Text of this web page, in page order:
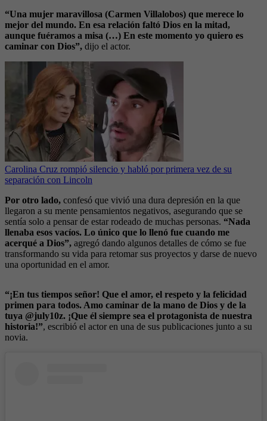
“Una mujer maravillosa (Carmen Villalobos) que merece lo
mejor del mundo. En esa relación faltó Dios en la mitad,
aunque fuéramos a misa (…) En este momento yo quiero es
caminar con Dios”, dijo el actor.
Carolina Cruz rompió silencio y habló por primera vez de su
separación con Lincoln
Por otro lado, confesó que vivió una dura depresión en la que
llegaron a su mente pensamientos negativos, asegurando que se
sentía solo a pensar de estar rodeado de muchas personas. “Nada
llenaba esos vacíos. Lo único que lo llenó fue cuando me
acerqué a Dios”, agregó dando algunos detalles de cómo se fue
transformando su vida para retomar sus proyectos y darse de nuevo
una oportunidad en el amor.
“¡En tus tiempos señor! Que el amor, el respeto y la felicidad
primen para todos. Amo caminar de la mano de Dios y de la
tuya @july10z. ¡Que él siempre sea el protagonista de nuestra
historia!”, escribió el actor en una de sus publicaciones junto a su
novia.